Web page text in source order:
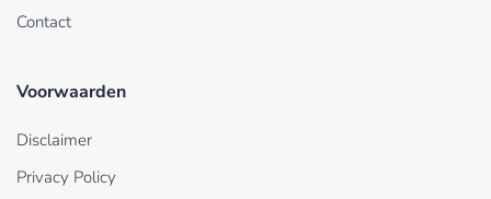
Contact
Voorwaarden
Disclaimer
Privacy Policy